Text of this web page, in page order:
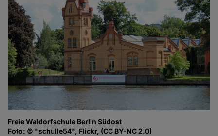
Freie Waldorfschule Berlin Südost
Foto: © "schulle54", Flickr, (CC BY-NC 2.0)